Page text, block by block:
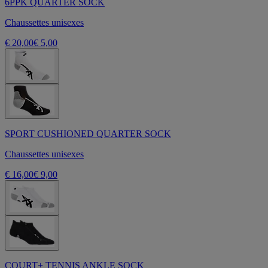
6PPK QUARTER SOCK
Chaussettes unisexes
€ 20,00€ 5,00
SPORT CUSHIONED QUARTER SOCK
Chaussettes unisexes
€ 16,00€ 9,00
COURT+ TENNIS ANKLE SOCK